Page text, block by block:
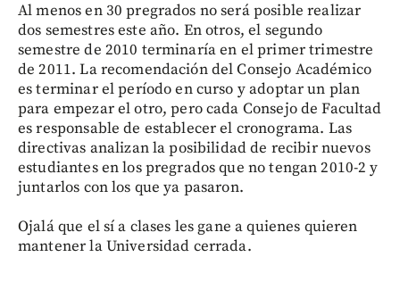
Al menos en 30 pregrados no será posible realizar
dos semestres este año. En otros, el segundo
semestre de 2010 terminaría en el primer trimestre
de 2011. La recomendación del Consejo Académico
es terminar el período en curso y adoptar un plan
para empezar el otro, pero cada Consejo de Facultad
es responsable de establecer el cronograma. Las
directivas analizan la posibilidad de recibir nuevos
estudiantes en los pregrados que no tengan 2010-2 y
juntarlos con los que ya pasaron.
Ojalá que el sí a clases les gane a quienes quieren
mantener la Universidad cerrada.